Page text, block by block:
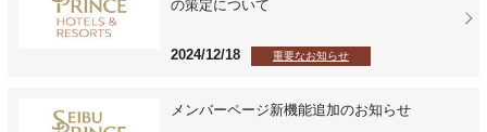
の策定について
2024/12/18 重要なお知らせ
メンバーページ新機能追加のお知らせ